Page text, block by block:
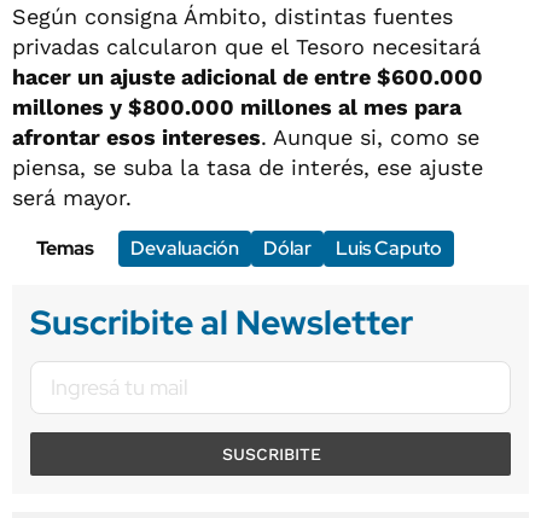
Según consigna Ámbito, distintas fuentes
privadas calcularon que el Tesoro necesitará
hacer un ajuste adicional de entre $600.000
millones y $800.000 millones al mes para
afrontar esos intereses. Aunque si, como se
piensa, se suba la tasa de interés, ese ajuste
será mayor.
Temas
Devaluación Dólar Luis Caputo
Suscribite al Newsletter
SUSCRIBITE